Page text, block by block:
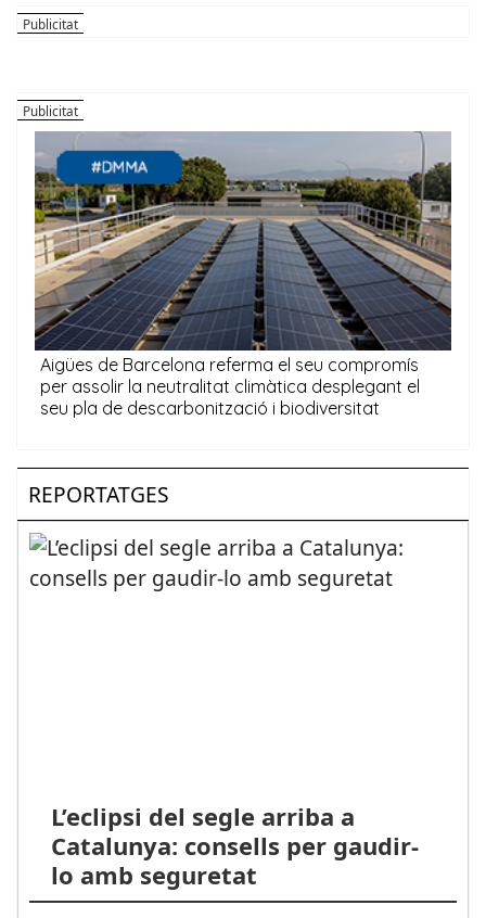
REPORTATGES
L’eclipsi del segle arriba a
Catalunya: consells per gaudir-
lo amb seguretat